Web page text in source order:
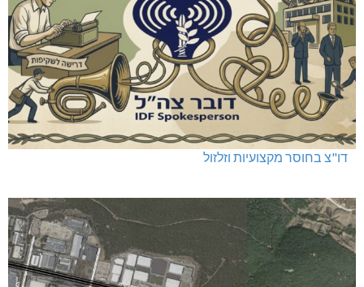
דו"צ בחוסר מקצועיות וזלזול